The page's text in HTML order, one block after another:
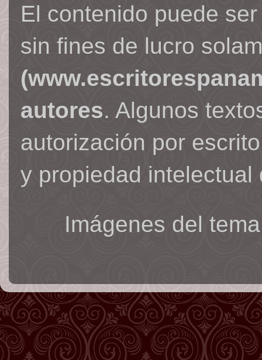
El contenido puede
sin fines de lucro
autores. Algunos
autorización por
y propiedad intelectual
Imágenes del